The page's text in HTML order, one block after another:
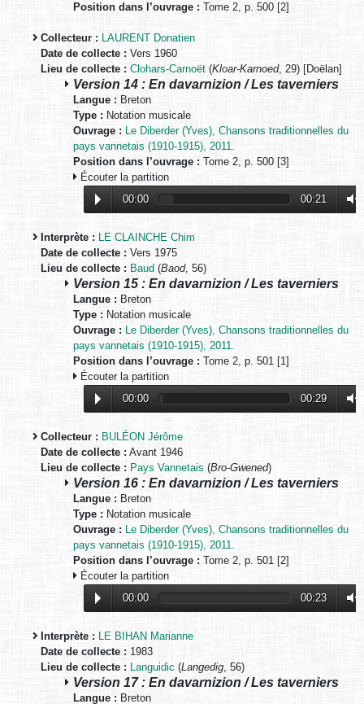
Position dans l’ouvrage : Tome 2, p. 500 [2]
Collecteur : LAURENT Donatien
Date de collecte : Vers 1960
Lieu de collecte : Clohars-Carnoët (Kloar-Karnoed, 29) [Doëlan]
Version 14 : En davarnizion / Les taverniers
Langue : Breton
Type : Notation musicale
Ouvrage : Le Diberder (Yves), Chansons traditionnelles du
pays vannetais (1910-1915), 2011.
Position dans l’ouvrage : Tome 2, p. 500 [3]
Écouter la partition
00:00
00:21
Interprète : LE CLAINCHE Chim
Date de collecte : Vers 1975
Lieu de collecte : Baud (Baod, 56)
Version 15 : En davarnizion / Les taverniers
Langue : Breton
Type : Notation musicale
Ouvrage : Le Diberder (Yves), Chansons traditionnelles du
pays vannetais (1910-1915), 2011.
Position dans l’ouvrage : Tome 2, p. 501 [1]
Écouter la partition
00:00
00:29
Collecteur : BULÉON Jérôme
Date de collecte : Avant 1946
Lieu de collecte : Pays Vannetais (Bro-Gwened)
Version 16 : En davarnizion / Les taverniers
Langue : Breton
Type : Notation musicale
Ouvrage :
Le Diberder (Yves), Chansons traditionnelles du
pays vannetais (1910-1915), 2011.
Position dans l’ouvrage : Tome 2, p. 501 [2]
Écouter la partition
00:00
00:23
Interprète :
LE BIHAN Marianne
Date de collecte : 1983
Lieu de collecte :
Languidic (Langedig , 56)
Version 17 : En davarnizion / Les taverniers
Langue : Breton